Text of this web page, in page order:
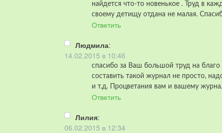
найдется что-то новенькое . Труд в
своему детищу отдана не малая.
Ответить
Людмила:
14.02.2015 в 10:46
спасибо за Ваш большой труд на
составить такой журнал не просто,
и т.д. Процветания вам и вашему
Ответить
Лилия:
06.02.2015 в 12:34